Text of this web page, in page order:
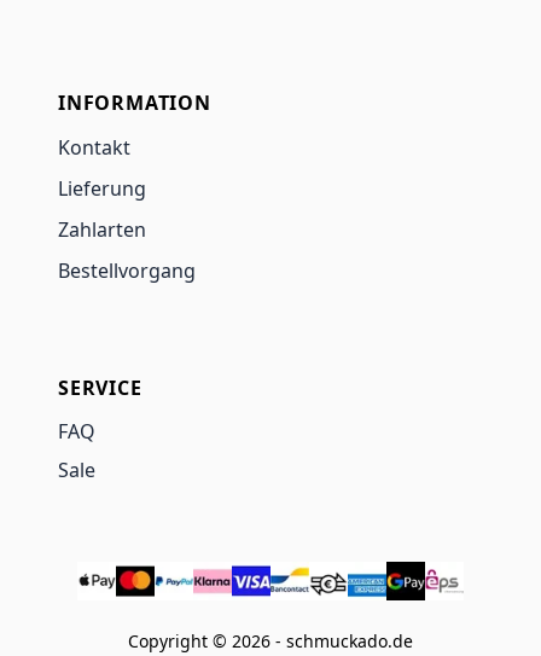
INFORMATION
Kontakt
Lieferung
Zahlarten
Bestellvorgang
SERVICE
FAQ
Sale
Copyright © 2026 - schmuckado.de